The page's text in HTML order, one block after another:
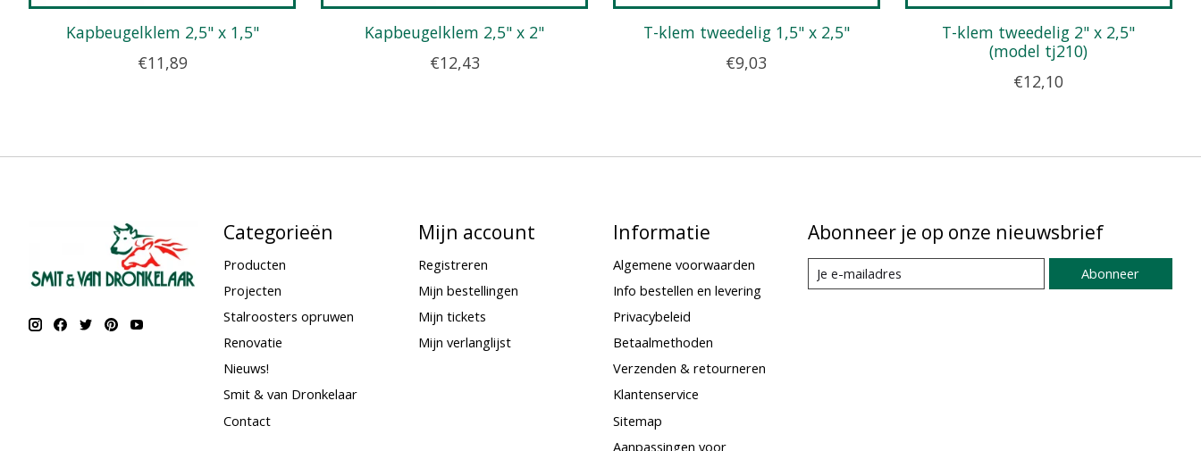
Kapbeugelklem 2,5" x 1,5"
€11,89
Kapbeugelklem 2,5" x 2"
€12,43
T-klem tweedelig 1,5" x 2,5"
€9,03
T-klem tweedelig 2" x 2,5"
(model tj210)
€12,10
Categorieën
Producten
Projecten
Stalroosters opruwen
Renovatie
Nieuws!
Smit & van Dronkelaar
Contact
Mijn account
Registreren
Mijn bestellingen
Mijn tickets
Mijn verlanglijst
Informatie
Algemene voorwaarden
Info bestellen en levering
Privacybeleid
Betaalmethoden
Verzenden & retourneren
Klantenservice
Sitemap
Aanpassingen voor
Abonneer je op onze nieuwsbrief
Abonneer